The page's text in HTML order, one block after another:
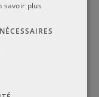
savoir plus